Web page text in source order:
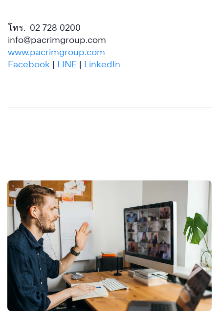
โทร. 02 728 0200
info@pacrimgroup.com
www.pacrimgroup.com
Facebook | LINE | LinkedIn
อัปเดตล่าสุดจาก FranklinCovey
หลักสูตรใหม่ล่าสุดของเรา
ติดอาวุธให้กับคนของคุณด้วย Mindset และทักษะ
ในการจัดการการเปลี่ยนแปลงอย่างมีประสิทธิผล
ด้วย“Change: พลิกความไม่แน่นอนเป็นโอกาส”